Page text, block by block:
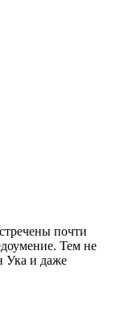
почти
Тем не
Ука и даже